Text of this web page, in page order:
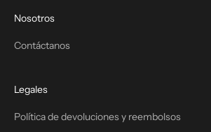
Nosotros
Contáctanos
Legales
Política de devoluciones y reembolsos